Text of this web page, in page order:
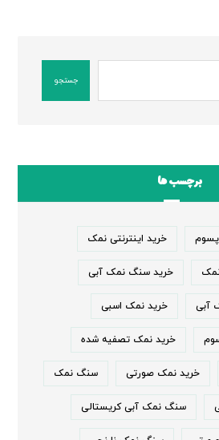
جستجو
برچسب ها
خرید اینترنتی نمک
خرید سنگ نمک آبی
آبی خرید نمک اسبی
خرید نمک تصفیه شده
خرید نمک صورتی سنگ نمک
سنگ نمک آبی کریستالی